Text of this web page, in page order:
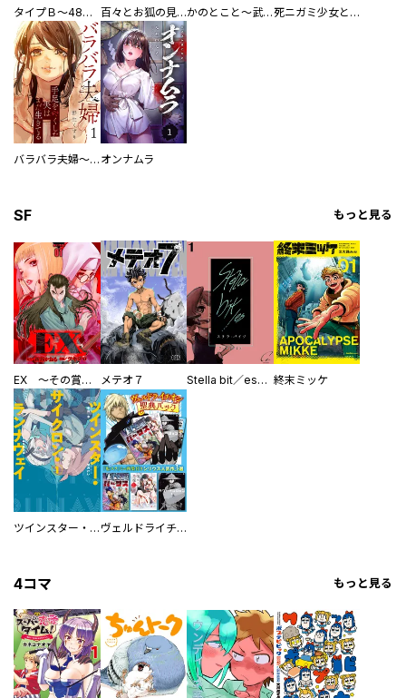
タイプＢ～48時間後、致死率100％～【単話】 百々とお狐の見習い巫女生活【単行本版】 かのとこと～武蔵花町怪話譚～ 【連載版】 死ニガミ少女とスマホ神
バラバラ夫婦～手足をなくした夫はまだ生きてる オンナムラ
SF もっと見る
EX ～その賞金稼ぎは、世界の出口を探す～【単行本版】 メテオ７ Stella bit／es【単話版】 終末ミッケ
ツインスター・サイクロン・ランナウェイ ヴェルドライチオシ聖典パック 『転スラ』ミニ画集付き シリウス人気作３選
4コマ もっと見る